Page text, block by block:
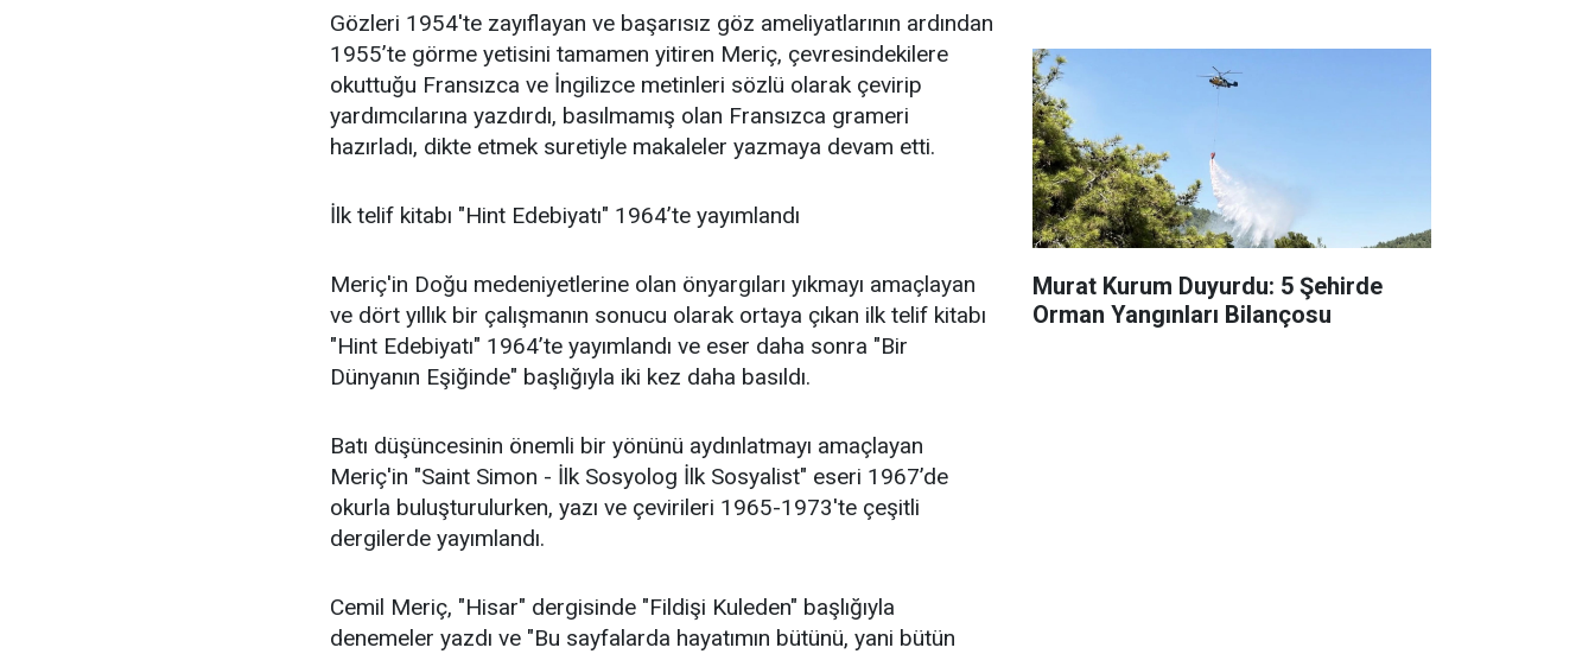
Gözleri 1954'te zayıflayan ve başarısız göz ameliyatlarının ardından
1955’te görme yetisini tamamen yitiren Meriç, çevresindekilere
okuttuğu Fransızca ve İngilizce metinleri sözlü olarak çevirip
yardımcılarına yazdırdı, basılmamış olan Fransızca grameri
hazırladı, dikte etmek suretiyle makaleler yazmaya devam etti.
İlk telif kitabı "Hint Edebiyatı" 1964’te yayımlandı
Meriç'in Doğu medeniyetlerine olan önyargıları yıkmayı amaçlayan
ve dört yıllık bir çalışmanın sonucu olarak ortaya çıkan ilk telif kitabı
"Hint Edebiyatı" 1964’te yayımlandı ve eser daha sonra "Bir
Dünyanın Eşiğinde" başlığıyla iki kez daha basıldı.
Batı düşüncesinin önemli bir yönünü aydınlatmayı amaçlayan
Meriç'in "Saint Simon - İlk Sosyolog İlk Sosyalist" eseri 1967’de
okurla buluşturulurken, yazı ve çevirileri 1965-1973'te çeşitli
dergilerde yayımlandı.
Cemil Meriç, "Hisar" dergisinde "Fildişi Kuleden" başlığıyla
denemeler yazdı ve "Bu sayfalarda hayatımın bütünü, yani bütün
Murat Kurum Duyurdu: 5 Şehirde
Orman Yangınları Bilançosu